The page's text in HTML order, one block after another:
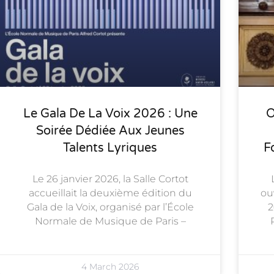
Le Gala De La Voix 2026 : Une
Soirée Dédiée Aux Jeunes
Talents Lyriques
Le 26 janvier 2026, la Salle Cortot
accueillait la deuxième édition du
Gala de la Voix, organisé par l’École
Normale de Musique de Paris –
4 March 2026